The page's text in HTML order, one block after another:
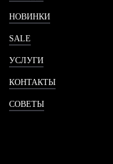
НОВИНКИ
SALE
УСЛУГИ
КОНТАКТЫ
СОВЕТЫ